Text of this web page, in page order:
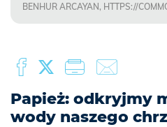
BENHUR ARCAYAN, HTTPS://
Papież: odkryjmy
wody naszego